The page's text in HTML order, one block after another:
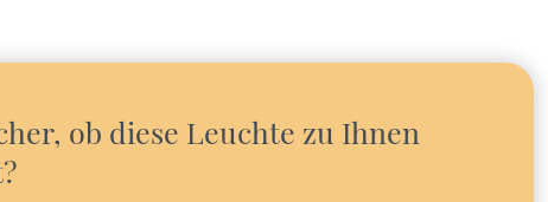
ob diese Leuchte zu Ihnen